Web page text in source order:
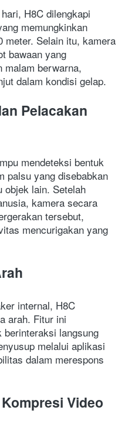
H8C dilengkapi
memungkinkan
meter. Selain itu, kamera
bawaan yang
malam berwarna,
dalam kondisi gelap.
Pelacakan
mendeteksi bentuk
palsu yang disebabkan
objek lain. Setelah
kamera secara
tersebut,
mencurigakan yang
internal, H8C
arah. Fitur ini
berinteraksi langsung
melalui aplikasi
dalam merespons
Video